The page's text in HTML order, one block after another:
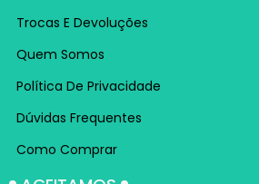
Trocas E Devoluções
Quem Somos
Política De Privacidade
Dúvidas Frequentes
Como Comprar